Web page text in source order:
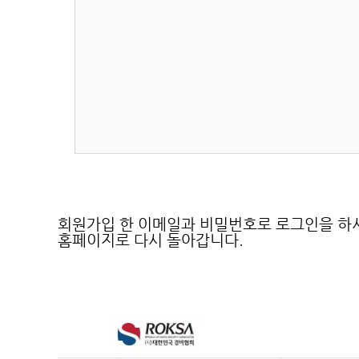
회원가입 한 이메일과 비밀번호로 로그인을 하
홈페이지로 다시 돌아갑니다.